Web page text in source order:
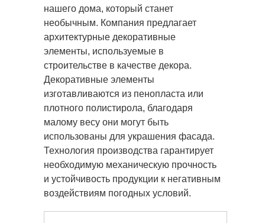
нашего дома, который станет
необычным. Компания предлагает
архитектурные декоративные
элементы, используемые в
строительстве в качестве декора.
Декоративные элементы
изготавливаются из пенопласта или
плотного полистирола, благодаря
малому весу они могут быть
использованы для украшения фасада.
Технология производства гарантирует
необходимую механическую прочность
и устойчивость продукции к негативным
воздействиям погодных условий.